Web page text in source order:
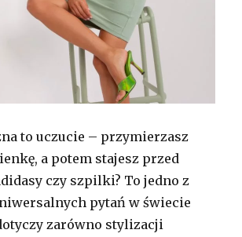
to uczucie – przymierzasz
a potem stajesz przed
czy szpilki? To jedno z
pytań w świecie
zarówno stylizacji